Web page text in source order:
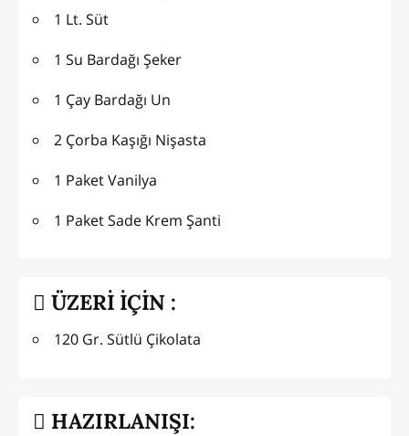
1 Lt. Süt
1 Su Bardağı Şeker
1 Çay Bardağı Un
2 Çorba Kaşığı Nişasta
1 Paket Vanilya
1 Paket Sade Krem Şanti
ÜZERİ İÇİN :
120 Gr. Sütlü Çikolata
HAZIRLANIŞI: